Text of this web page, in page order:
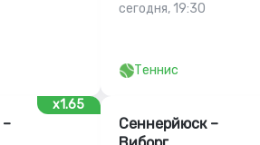
сегодня, 19:30
Теннис
x1.65
Сеннерйюск –